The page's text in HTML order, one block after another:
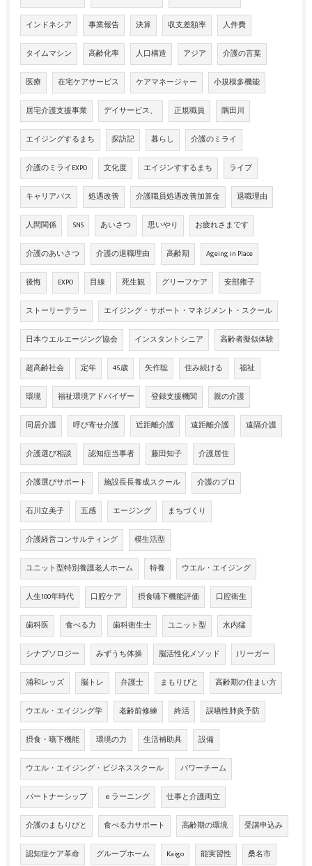
インドネシア 事業報告 決算 収支差額率 人件費
タイムマシン 高齢化率 人口構造 アジア 介護の言葉
医療 在宅ケアサービス ケアマネージャー 小規模多機能
居宅介護支援事業 デイサービス、 正規職員 隅田川
エイジングするまち 探訪記 暮らし 介護のミライ
介護のミライEXPO 文化度 エイジンすするまち ライブ
キャリアパス 処遇改善 介護職員処遇改善加算金 退職理由
人間関係 SNS あいさつ 思いやり お疲れさまです
介護のあいさつ 介護の退職理由 高齢期 Ageing in Place
後悔 EXPO 目線 死生観 グリーフケア 安部雍子
ストーリーテラー エイジング・サポート・マネジメント・スクール
日本ウエルエージング協会 インスタントシニア 高齢者擬似体験
超高齢社会 定年 45歳 矢作聡 住み続ける 福祉
環境 福祉環境アドバイザー 登録支援機関 親の介護
同居介護 呼び寄せ介護 近距離介護 遠距離介護 遠隔介護
介護選び相談 認知症当事者 藤田知子 介護居住
介護選びサポート 施設長長養成スクール 介護のプロ
石川立美子 五感 エージング まちづくり
介護経営コンサルティング 模生活型
ユニット型特別養護老人ホーム 特養 ウエル・エイジング
人生100年時代 口腔ケア 摂食嚥下機能評価 口腔衛生
歯科医 食べる力 歯科衛生士 ユニット型 水内猛
シナプソロジー みずうち体操 脳活性化メソッド Jリーガー
浦和レッズ 脳トレ 弁護士 まもりびと 高齢期の住まい方
ウエル・エイジング学 老齢前修練 終活 誤嚥性肺炎予防
摂食・嚥下機能 環境の力 生活補助具 設備
ウエル・エイジング・ビジネススクール パワーチーム
パートナーシップ ｅラーニング 仕事と介護両立
介護のまもりびと 食べる力サポート 高齢期の環境 受講申込み
認知症ケア革命 グループホーム Kaigo 能実習性 桑名市